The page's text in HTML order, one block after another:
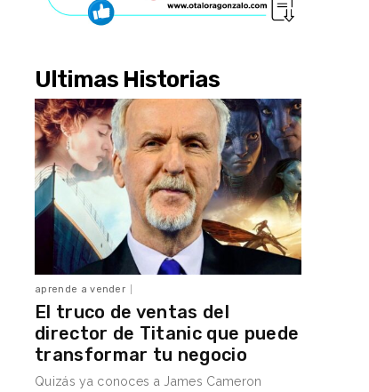
Ultimas Historias
aprende a vender
El truco de ventas del
director de Titanic que puede
transformar tu negocio
Quizás ya conoces a James Cameron